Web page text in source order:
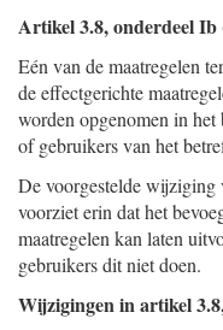
Artikel 3.8, onderdeel Ib
Eén van de maatregelen
de effectgerichte
worden opgenomen in het
of gebruikers van het
De voorgestelde
voorziet erin dat het
maatregelen kan laten
gebruikers dit niet doen.
Wijzigingen in artikel